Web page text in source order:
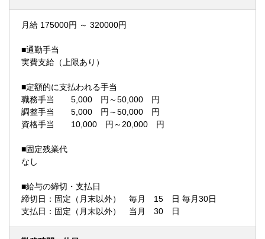
月給 175000円 ～ 320000円
■通勤手当
実費支給（上限あり）
■定額的に支払われる手当
職務手当 5,000 円～50,000 円
調整手当 5,000 円～50,000 円
資格手当 10,000 円～20,000 円
■固定残業代
なし
■給与の締切・支払日
締切日：固定（月末以外） 毎月 15 日 毎月30日
支払日：固定（月末以外） 当月 30 日